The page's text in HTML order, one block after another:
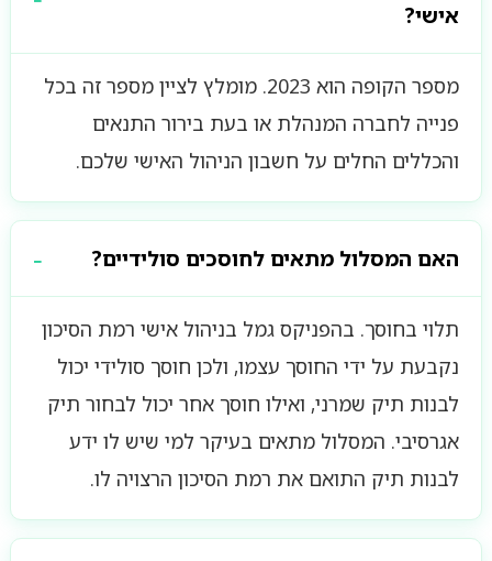
אישי?
מספר הקופה הוא 2023. מומלץ לציין מספר זה בכל
פנייה לחברה המנהלת או בעת בירור התנאים
והכללים החלים על חשבון הניהול האישי שלכם.
האם המסלול מתאים לחוסכים סולידיים?
תלוי בחוסך. בהפניקס גמל בניהול אישי רמת הסיכון
נקבעת על ידי החוסך עצמו, ולכן חוסך סולידי יכול
לבנות תיק שמרני, ואילו חוסך אחר יכול לבחור תיק
אגרסיבי. המסלול מתאים בעיקר למי שיש לו ידע
לבנות תיק התואם את רמת הסיכון הרצויה לו.